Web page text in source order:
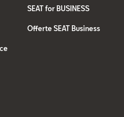
SEAT for BUSINESS
Offerte SEAT Business